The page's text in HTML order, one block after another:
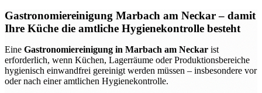
Gastronomiereinigung Marbach am Neckar– damit
Ihre Küche die amtliche Hygienekontrolle besteht
Eine Gastronomiereinigung in Marbach am Neckar ist
erforderlich, wenn Küchen, Lagerräume oder Produktionsbereiche
hygienisch einwandfrei gereinigt werden müssen – insbesondere vor
oder nach einer amtlichen Hygienekontrolle.